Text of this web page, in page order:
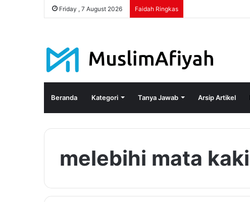
Friday , 7 August 2026 Faidah Ringkas
Beranda Kategori Tanya Jawab Arsip Artikel
melebihi mata kaki